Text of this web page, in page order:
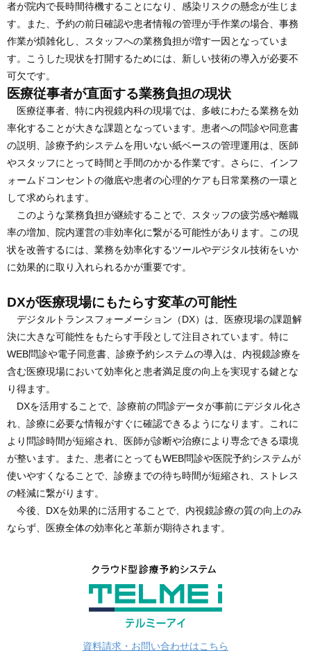
者が院内で長時間待機することになり、感染リスクの懸念が生じま
す。また、予約の前日確認や患者情報の管理が手作業の場合、事務
作業が煩雑化し、スタッフへの業務負担が増す一因となっていま
す。こうした現状を打開するためには、新しい技術の導入が必要不
可欠です。
医療従事者が直面する業務負担の現状
医療従事者、特に内視鏡内科の現場では、多岐にわたる業務を効
率化することが大きな課題となっています。患者への問診や同意書
の説明、診療予約システムを用いない紙ベースの管理運用は、医師
やスタッフにとって時間と手間のかかる作業です。さらに、インフ
ォームドコンセントの徹底や患者の心理的ケアも日常業務の一環と
して求められます。
このような業務負担が継続することで、スタッフの疲労感や離職
率の増加、院内運営の非効率化に繋がる可能性があります。この現
状を改善するには、業務を効率化するツールやデジタル技術をいか
に効果的に取り入れられるかが重要です。
DXが医療現場にもたらす変革の可能性
デジタルトランスフォーメーション（DX）は、医療現場の課題解
決に大きな可能性をもたらす手段として注目されています。特に
WEB問診や電子同意書、診療予約システムの導入は、内視鏡診療を
含む医療現場において効率化と患者満足度の向上を実現する鍵とな
り得ます。
DXを活用することで、診療前の問診データが事前にデジタル化さ
れ、診療に必要な情報がすぐに確認できるようになります。これに
より問診時間が短縮され、医師が診断や治療により専念できる環境
が整います。また、患者にとってもWEB問診や医院予約システムが
使いやすくなることで、診療までの待ち時間が短縮され、ストレス
の軽減に繋がります。
今後、DXを効果的に活用することで、内視鏡診療の質の向上のみ
ならず、医療全体の効率化と革新が期待されます。
資料請求・お問い合わせはこちら